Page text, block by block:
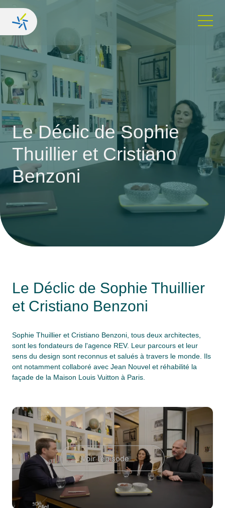
Le Déclicde Sophie
Thuillier et Cristiano
Benzoni
Le Déclic de Sophie Thuillier
et Cristiano Benzoni
Sophie Thuillier et Cristiano Benzoni, tous deux architectes,
sont les fondateurs de l'agence REV. Leur parcours et leur
sens du design sont reconnus et salués à travers le monde. Ils
ont notamment collaboré avec Jean Nouvel et réhabilité la
façade de la Maison Louis Vuitton à Paris.
Voir l'épisode